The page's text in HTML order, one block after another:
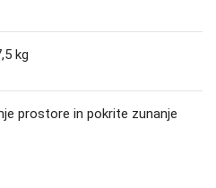
kg
prostore in pokrite zunanje